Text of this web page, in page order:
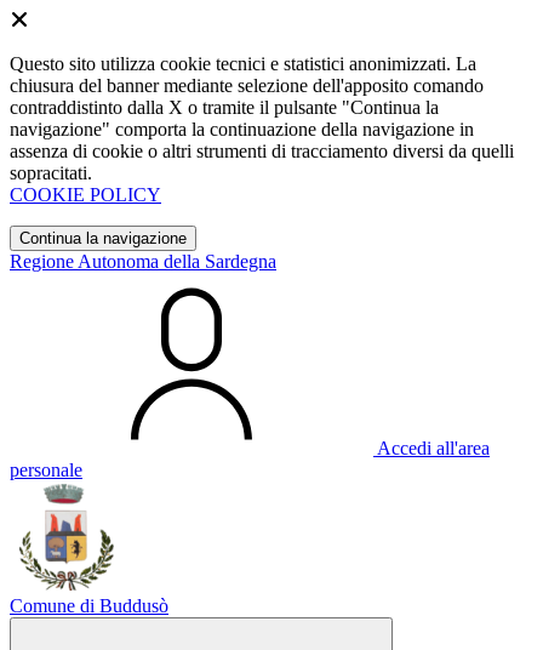
Questo sito utilizza cookie tecnici e statistici anonimizzati. La
chiusura del banner mediante selezione dell'apposito comando
contraddistinto dalla X o tramite il pulsante "Continua la
navigazione" comporta la continuazione della navigazione in
assenza di cookie o altri strumenti di tracciamento diversi da quelli
sopracitati.
COOKIE POLICY
Continua la navigazione
Regione Autonoma della Sardegna
Accedi all'area
personale
Comune di Buddusò